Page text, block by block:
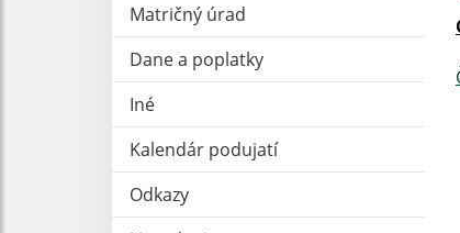
Matričný úrad
Dane a poplatky
Iné
Kalendár podujatí
Odkazy